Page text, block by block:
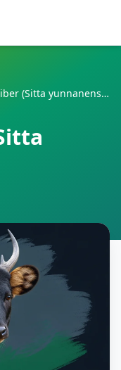
Yunnan-Kleiber (Sitta yunnanensis)